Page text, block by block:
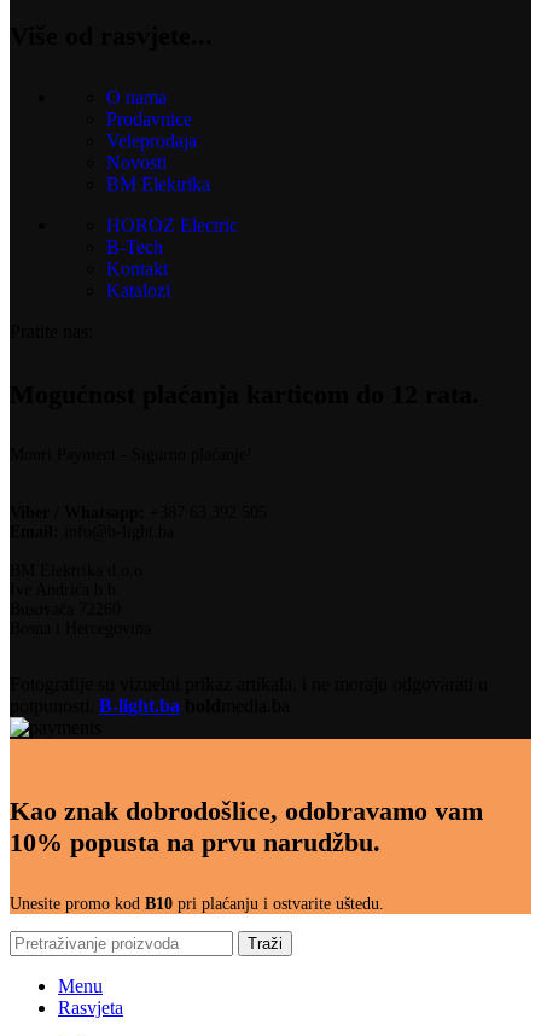
O nama
Prodavnice
Veleprodaja
Novosti
BM Elektrika
HOROZ Electric
B-Tech
Kontakt
Katalozi
B-light.ba
Kao znak dobrodošlice, odobravamo vam
10% popusta na prvu narudžbu.
Unesite promo kod B10 pri plaćanju i ostvarite uštedu.
Traži
Menu
Rasvjeta